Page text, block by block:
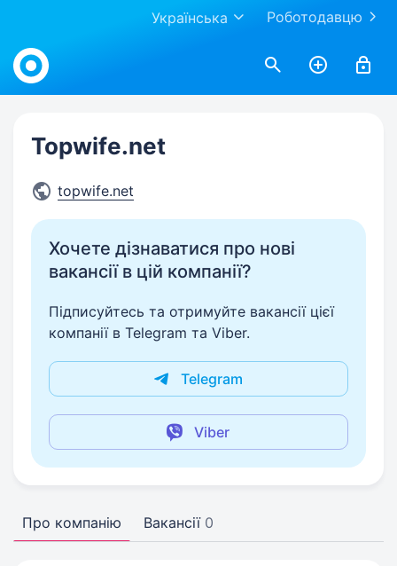
Роботодавцю
Українська
Work.ua
Topwife.net
topwife.net
Хочете дізнаватися про нові
вакансії в цій компанії?
Підписуйтесь та отримуйте вакансії цієї
компанії в Telegram та Viber.
Telegram
Viber
Про компанію Вакансії 0